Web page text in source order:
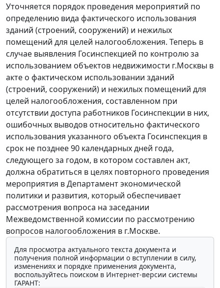
Уточняется порядок проведения мероприятий по
определению вида фактического использования
зданий (строений, сооружений) и нежилых
помещений для целей налогообложения. Теперь в
случае выявления Госинспекцией по контролю за
использованием объектов недвижимости г.Москвы в
акте о фактическом использовании зданий
(строений, сооружений) и нежилых помещений для
целей налогообложения, составленном при
отсутствии доступа работников Госинспекции в них,
ошибочных выводов относительно фактического
использования указанного объекта Госинспекция в
срок не позднее 90 календарных дней года,
следующего за годом, в котором составлен акт,
должна обратиться в целях повторного проведения
мероприятия в Департамент экономической
политики и развития, который обеспечивает
рассмотрения вопроса на заседании
Межведомственной комиссии по рассмотрению
вопросов налогообложения в г.Москве.
Для просмотра актуального текста документа и
получения полной информации о вступлении в силу,
изменениях и порядке применения документа,
воспользуйтесь поиском в Интернет-версии системы
ГАРАНТ: